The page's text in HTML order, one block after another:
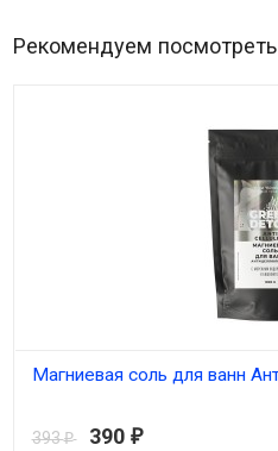
Рекомендуем посмотреть
Магниевая соль для ванн
393₽ 390 ₽